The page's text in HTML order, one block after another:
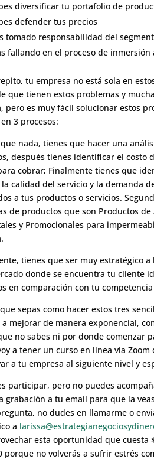
diversificar tu portafolio de
defender tus precios
tomado responsabilidad del
fallando en el proceso de
tu empresa no está sola en
que tienen estos problemas y
pero es muy fácil solucionar estos
3 procesos:
nada, tienes que hacer una
después tienes identificar el costo
cobrar; Finalmente tienes que
la calidad del servicio y la demanda
a tus productos o servicios.
de productos que son Productos
y Promocionales para
tienes que ser muy estratégico
donde se encuentra tu cliente
en comparación con tu
sepas como hacer estos tres
a mejorar de manera exponencial,
no sabes ni por donde comenzar
a tener un curso en línea via
a tu empresa al siguiente nivel y
participar, pero no puedes
grabación a tu email para que la
no dudes en llamarme o
a
esta oportunidad que cuesta
porque no volverás a sufrir estrés